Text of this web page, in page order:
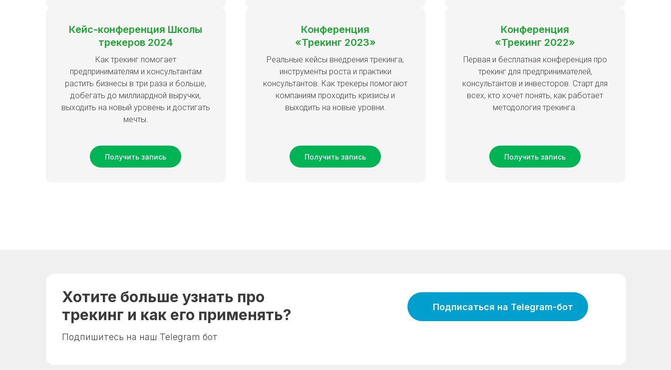
Кейс-конференция Школы
трекеров 2024
Как трекинг помогает
предпринимателям и консультантам
растить бизнесы в три раза и больше,
добегать до миллиардной выручки,
выходить на новый уровень и достигать
мечты.
Получить запись
Конференция
«Трекинг 2023»
Реальные кейсы внедрения трекинга,
инструменты роста и практики
консультантов. Как трекеры помогают
компаниям проходить кризисы и
выходить на новые уровни.
Получить запись
Конференция
«Трекинг 2022»
Первая и бесплатная конференция про
трекинг для предпринимателей,
консультантов и инвесторов. Старт для
всех, кто хочет понять, как работает
методология трекинга.
Получить запись
Подпишитесь на наш Telegram бот
Хотите больше узнать про
трекинг и как его применять?
Подписаться на Telegram-бот